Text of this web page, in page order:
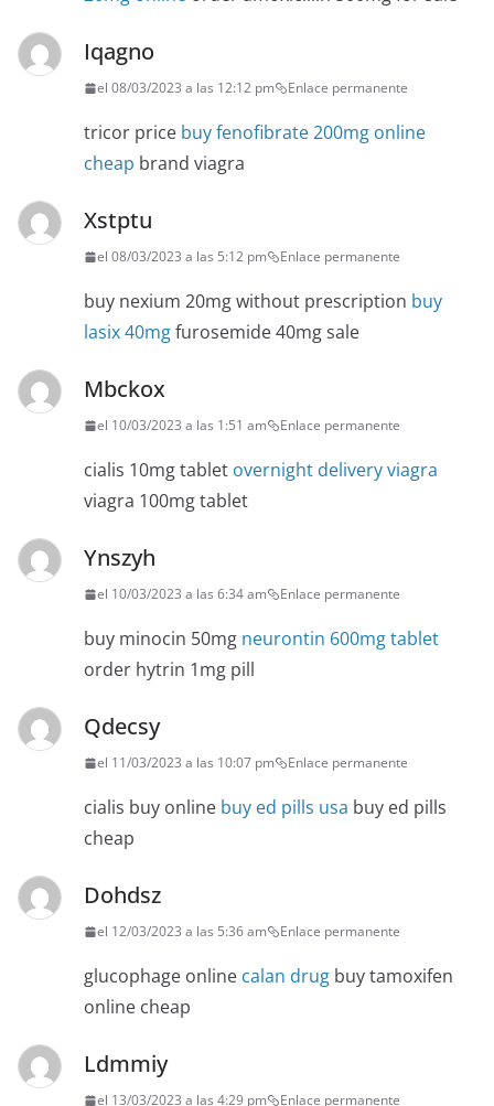
Iqagno
el 08/03/2023 a las 12:12 pm Enlace permanente
tricor price buy fenofibrate 200mg online
cheap brand viagra
Xstptu
el 08/03/2023 a las 5:12 pm Enlace permanente
buy nexium 20mg without prescription buy
lasix 40mgfurosemide 40mg sale
Mbckox
el 10/03/2023 a las 1:51 am Enlace permanente
cialis 10mg tablet overnight delivery viagra
viagra 100mg tablet
Ynszyh
el 10/03/2023 a las 6:34 am Enlace permanente
buy minocin 50mg neurontin 600mg tablet
order hytrin 1mg pill
Qdecsy
el 11/03/2023 a las 10:07 pm Enlace permanente
cialis buy online buy ed pills usa buy ed pills
cheap
Dohdsz
el 12/03/2023 a las 5:36 am Enlace permanente
glucophage online calan drug buy tamoxifen
online cheap
Ldmmiy
el 13/03/2023 a las 4:29 pm Enlace permanente